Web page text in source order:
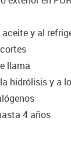
y al
llama
hidrólisis y a
4 años